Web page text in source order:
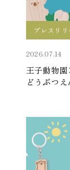
プレスリリ
2026.07.14
王子動物
どうぶつ